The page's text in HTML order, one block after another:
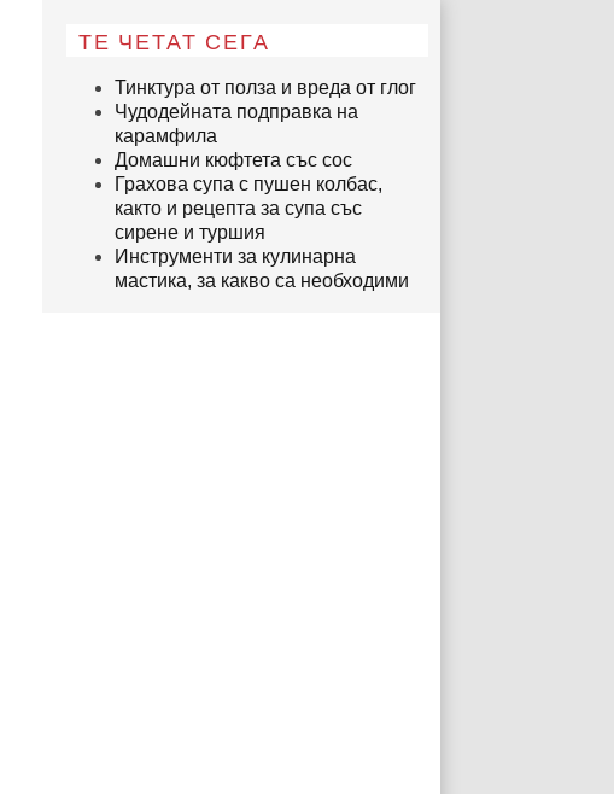
ТЕ ЧЕТАТ СЕГА
Тинктура от полза и вреда от глог
Чудодейната подправка на
карамфила
Домашни кюфтета със сос
Грахова супа с пушен колбас,
както и рецепта за супа със
сирене и туршия
Инструменти за кулинарна
мастика, за какво са необходими